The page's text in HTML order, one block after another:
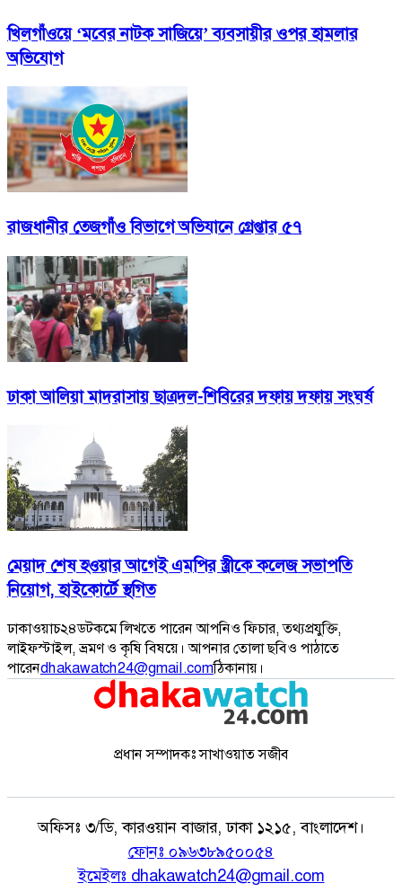
খিলগাঁওয়ে ‘মবের নাটক সাজিয়ে’ ব্যবসায়ীর ওপর হামলার
অভিযোগ
রাজধানীর তেজগাঁও বিভাগে অভিযানে গ্রেপ্তার ৫৭
ঢাকা আলিয়া মাদরাসায় ছাত্রদল-শিবিরের দফায় দফায় সংঘর্ষ
মেয়াদ শেষ হওয়ার আগেই এমপির স্ত্রীকে কলেজ সভাপতি
নিয়োগ, হাইকোর্টে স্থগিত
ঢাকাওয়াচ২৪ডটকমে লিখতে পারেন আপনিও ফিচার, তথ্যপ্রযুক্তি,
লাইফস্টাইল, ভ্রমণ ও কৃষি বিষয়ে। আপনার তোলা ছবিও পাঠাতে
পারেনdhakawatch24@gmail.comঠিকানায়।
প্রধান সম্পাদকঃ সাখাওয়াত সজীব
অফিসঃ ৩/ডি, কারওয়ান বাজার, ঢাকা ১২১৫, বাংলাদেশ।
ফোনঃ ০৯৬৩৮৯৫০০৫৪
ইমেইলঃ dhakawatch24@gmail.com